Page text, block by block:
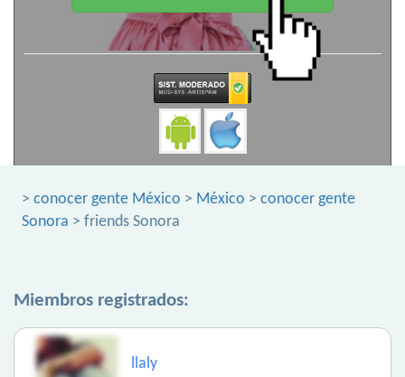
> conocer gente México > México > conocer gente
Sonora > friends Sonora
Miembros registrados:
llaly